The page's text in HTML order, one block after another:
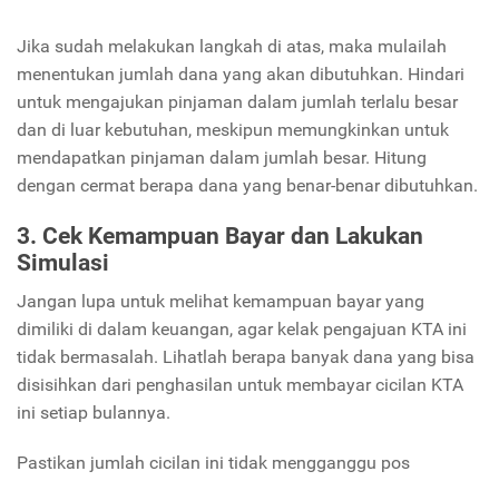
Jika sudah melakukan langkah di atas, maka mulailah
menentukan jumlah dana yang akan dibutuhkan. Hindari
untuk mengajukan pinjaman dalam jumlah terlalu besar
dan di luar kebutuhan, meskipun memungkinkan untuk
mendapatkan pinjaman dalam jumlah besar. Hitung
dengan cermat berapa dana yang benar-benar dibutuhkan.
3. Cek Kemampuan Bayar dan Lakukan
Simulasi
Jangan lupa untuk melihat kemampuan bayar yang
dimiliki di dalam keuangan, agar kelak pengajuan KTA ini
tidak bermasalah. Lihatlah berapa banyak dana yang bisa
disisihkan dari penghasilan untuk membayar cicilan KTA
ini setiap bulannya.
Pastikan jumlah cicilan ini tidak mengganggu pos